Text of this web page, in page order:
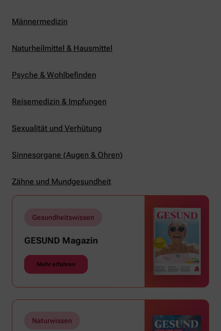
Männermedizin
Naturheilmittel & Hausmittel
Psyche & Wohlbefinden
Reisemedizin & Impfungen
Sexualität und Verhütung
Sinnesorgane (Augen & Ohren)
Zähne und Mundgesundheit
Gesundheitswissen
GESUND Magazin
Mehr erfahren
Naturwissen